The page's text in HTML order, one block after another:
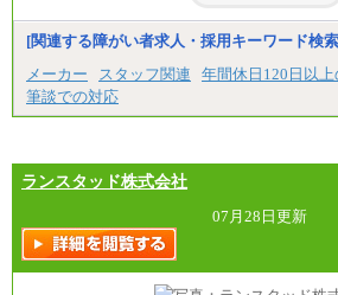
⑧～⑮月給200,000円〜月給
⑯月給185,000円以上
⑰月給237,000円以上
⑱月給212,000円以上
㉒月給185,000 円以上
㉓月給224,500円以上
異なります
※試用期間中も給与に変更は
[関連する障がい者求人・採用キーワード検
メーカー
スタッフ関連 年間休日120日以上
筆談での対応
ランスタッド株式会社
07月28日更新